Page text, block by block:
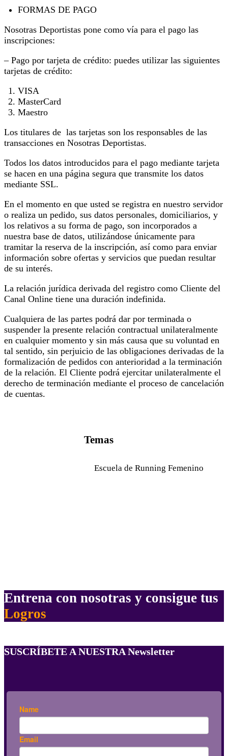
FORMAS DE PAGO
Nosotras Deportistas pone como vía para el pago las
inscripciones:
– Pago por tarjeta de crédito: puedes utilizar las siguientes
tarjetas de crédito:
VISA
MasterCard
Maestro
Los titulares de las tarjetas son los responsables de las
transacciones en Nosotras Deportistas.
Todos los datos introducidos para el pago mediante tarjeta
se hacen en una página segura que transmite los datos
mediante SSL.
En el momento en que usted se registra en nuestro servidor
o realiza un pedido, sus datos personales, domiciliarios, y
los relativos a su forma de pago, son incorporados a
nuestra base de datos, utilizándose únicamente para
tramitar la reserva de la inscripción, así como para enviar
información sobre ofertas y servicios que puedan resultar
de su interés.
La relación jurídica derivada del registro como Cliente del
Canal Online tiene una duración indefinida.
Cualquiera de las partes podrá dar por terminada o
suspender la presente relación contractual unilateralmente
en cualquier momento y sin más causa que su voluntad en
tal sentido, sin perjuicio de las obligaciones derivadas de la
formalización de pedidos con anterioridad a la terminación
de la relación. El Cliente podrá ejercitar unilateralmente el
derecho de terminación mediante el proceso de cancelación
de cuentas.
Temas
Escuela de Running Femenino
Entrena con nosotras y consigue tus
Logros
SUSCRÍBETE A NUESTRA Newsletter